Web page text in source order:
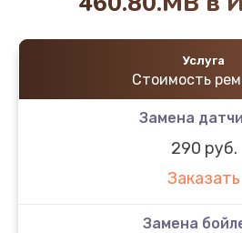
Услуга
Стоимость
Замена
290 руб.
Заказать
Замена